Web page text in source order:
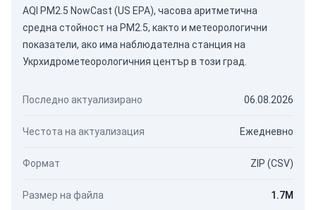
AQI PM2.5 NowCast (US EPA), часова аритметична
средна стойност на PM2.5, както и метеорологични
показатели, ако има наблюдателна станция на
Укрхидрометеорологичния център в този град.
Последно актуализирано 06.08.2026
Честота на актуализация Ежедневно
Формат ZIP (CSV)
Размер на файла 1.7M